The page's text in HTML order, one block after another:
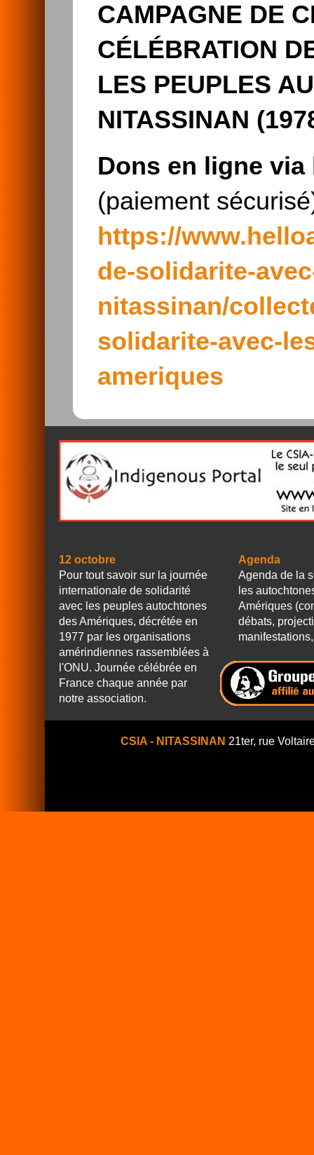
CAMPAGNE DE
CÉLÉBRATION
LES PEUPLES
NITASSINAN
Dons en ligne
(paiement
https://
de-solidarite-
nitassinan/
solidarite-avec-
ameriques
12 octobre
Pour tout savoir sur la journée
internationale de solidarité
avec les peuples autochtones
des Amériques, décrétée en
1977 par les organisations
amérindiennes rassemblées à
l'ONU. Journée célébrée en
France chaque année par
notre association.
Agenda
Agenda de la
les
Amériques
débats,
CSIA - NITASSINAN 21ter, rue